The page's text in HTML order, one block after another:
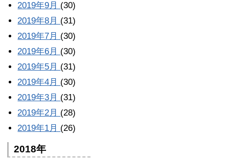
2019年9月 (30)
2019年8月 (31)
2019年7月 (30)
2019年6月 (30)
2019年5月 (31)
2019年4月 (30)
2019年3月 (31)
2019年2月 (28)
2019年1月 (26)
2018年